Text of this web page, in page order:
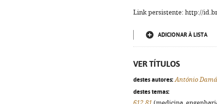
Link persistente: http://
ADICIONAR À LISTA
VER TÍTULOS
destes autores: António
destes temas: